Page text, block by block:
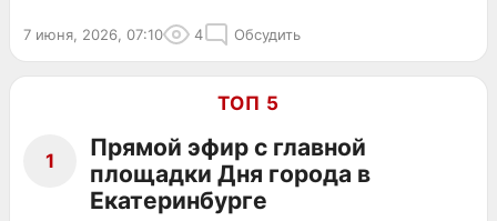
7 июня, 2026, 07:10 4 Обсудить
ТОП 5
1
Прямой эфир с главной
площадки Дня города в
Екатеринбурге